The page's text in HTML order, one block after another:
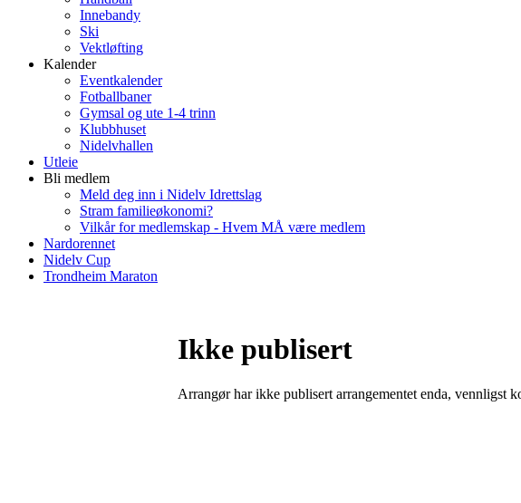
Innebandy
Ski
Vektløfting
Kalender
Eventkalender
Fotballbaner
Gymsal og ute 1-4 trinn
Klubbhuset
Nidelvhallen
Utleie
Bli medlem
Meld deg inn i Nidelv Idrettslag
Stram familieøkonomi?
Vilkår for medlemskap - Hvem MÅ være medlem
Nardorennet
Nidelv Cup
Trondheim Maraton
Ikke publisert
Arrangør har ikke publisert arrangementet enda, vennligst